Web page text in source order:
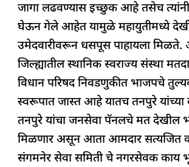
जागा लढवण्यास इच्छुक आहे तसेच
घेऊन गेले आहेत यामुळे महायुतीमध्ये
उमेदवारीवरून धसपूस पाहायला मिळते.
जिल्ह्यातील स्थानिक स्वराज्य संस्था
विधान परिषद निवडणुकीत भाजपचे
स्वरूपात जास्त आहे यातच तनपुरे यांच्या
तनपुरे यांचा जनसेवा पॅनलचे मत देखील
मिळणार असून आता आमदार सत्यजित
संगमनेर सेवा समिती चे नगरसेवक काय